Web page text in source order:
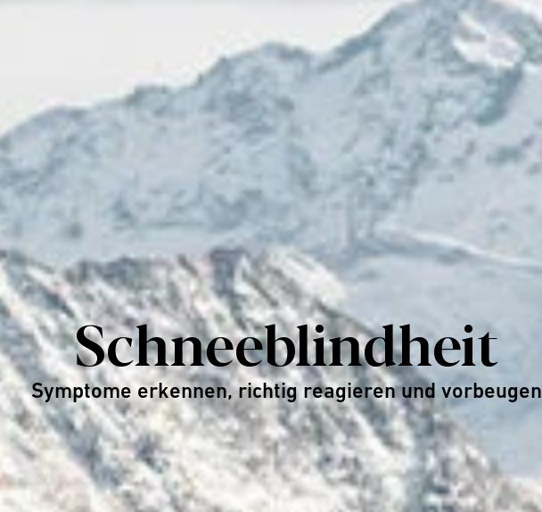
Schneeblindheit
Symptome erkennen, richtig reagieren und vorbeugen